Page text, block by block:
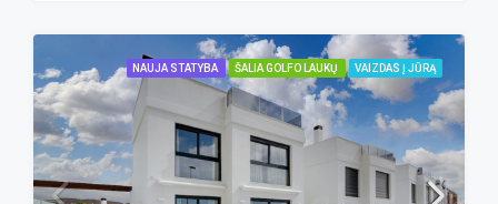
NAUJA STATYBA ŠALIA GOLFO LAUKŲ VAIZDAS Į JŪRĄ